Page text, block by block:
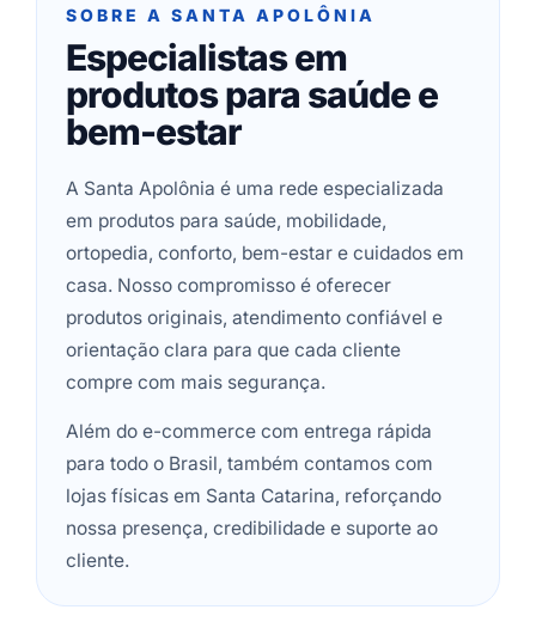
SOBRE A SANTA APOLÔNIA
Especialistas em
produtos para saúde e
bem-estar
A Santa Apolônia é uma rede especializada
em produtos para saúde, mobilidade,
ortopedia, conforto, bem-estar e cuidados em
casa. Nosso compromisso é oferecer
produtos originais, atendimento confiável e
orientação clara para que cada cliente
compre com mais segurança.
Além do e-commerce com entrega rápida
para todo o Brasil, também contamos com
lojas físicas em Santa Catarina, reforçando
nossa presença, credibilidade e suporte ao
cliente.